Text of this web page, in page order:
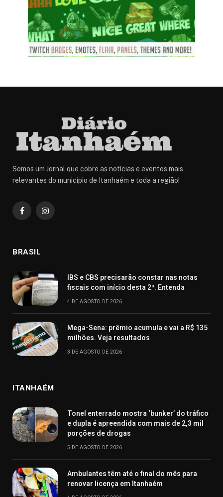
Somos um Jornal que cobre as notícias e eventos mais
relevantes do município de Itanhaém e toda a região!
FacebookInstagram
BRASIL
IBS e CBS precisarão constar nas notas
fiscais com início desta 2ª. Entenda
4 DE AGOSTO DE 2026
Mega-Sena: prêmio acumula e vai a R$ 135
milhões. Veja resultados
3 DE AGOSTO DE 2026
ITANHAÉM
Tonel enterrado mostra ‘bunker’ do tráfico
e dupla é apreendida com mais de 2,3 mil
porções de drogas
5 DE AGOSTO DE 2026
Ambulantes têm até o final do mês para
renovar licença em Itanhaém